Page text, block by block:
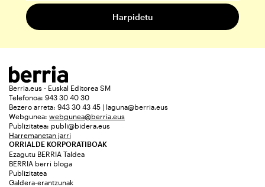
Berria.eus - Euskal Editorea SM
Telefonoa: 943 30 40 30
Bezero arreta: 943 30 43 45 | laguna@berria.eus
Webgunea: webgunea@berria.eus
Publizitatea: publi@bidera.eus
Harremanetan jarri
ORRIALDE KORPORATIBOAK
Ezagutu BERRIA Taldea
BERRIA berri bloga
Publizitatea
Galdera-erantzunak